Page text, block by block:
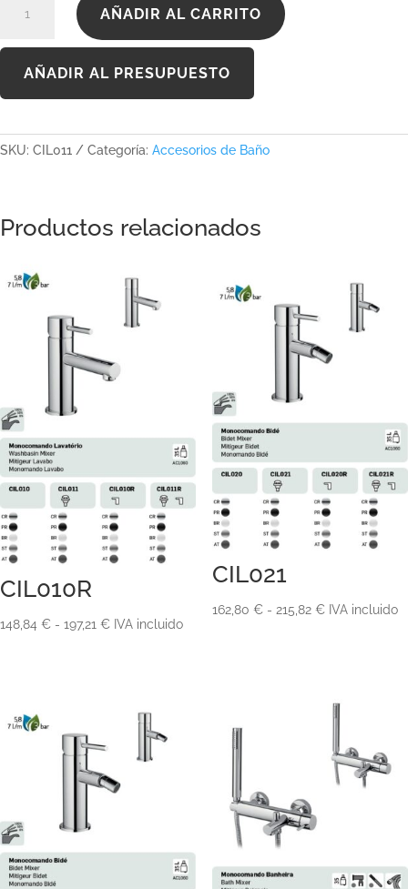
cantidad
AÑADIR AL CARRITO
AÑADIR AL PRESUPUESTO
SKU: CIL011 Categoría: Accesorios de Baño
Productos relacionados
CIL010R
148,84 € - 197,21 €Rango
148,84 €
197,21 €
IVA incluido
CIL021
162,80 € - 215,82 €Rango
162,80 €
215,82 €
IVA incluido